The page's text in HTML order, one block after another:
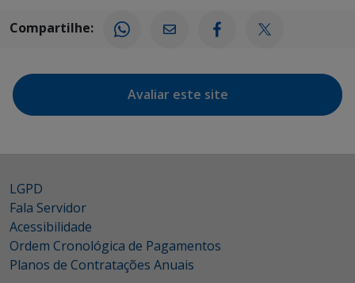
Compartilhe:
Avaliar este site
LGPD
Fala Servidor
Acessibilidade
Ordem Cronológica de Pagamentos
Planos de Contratações Anuais